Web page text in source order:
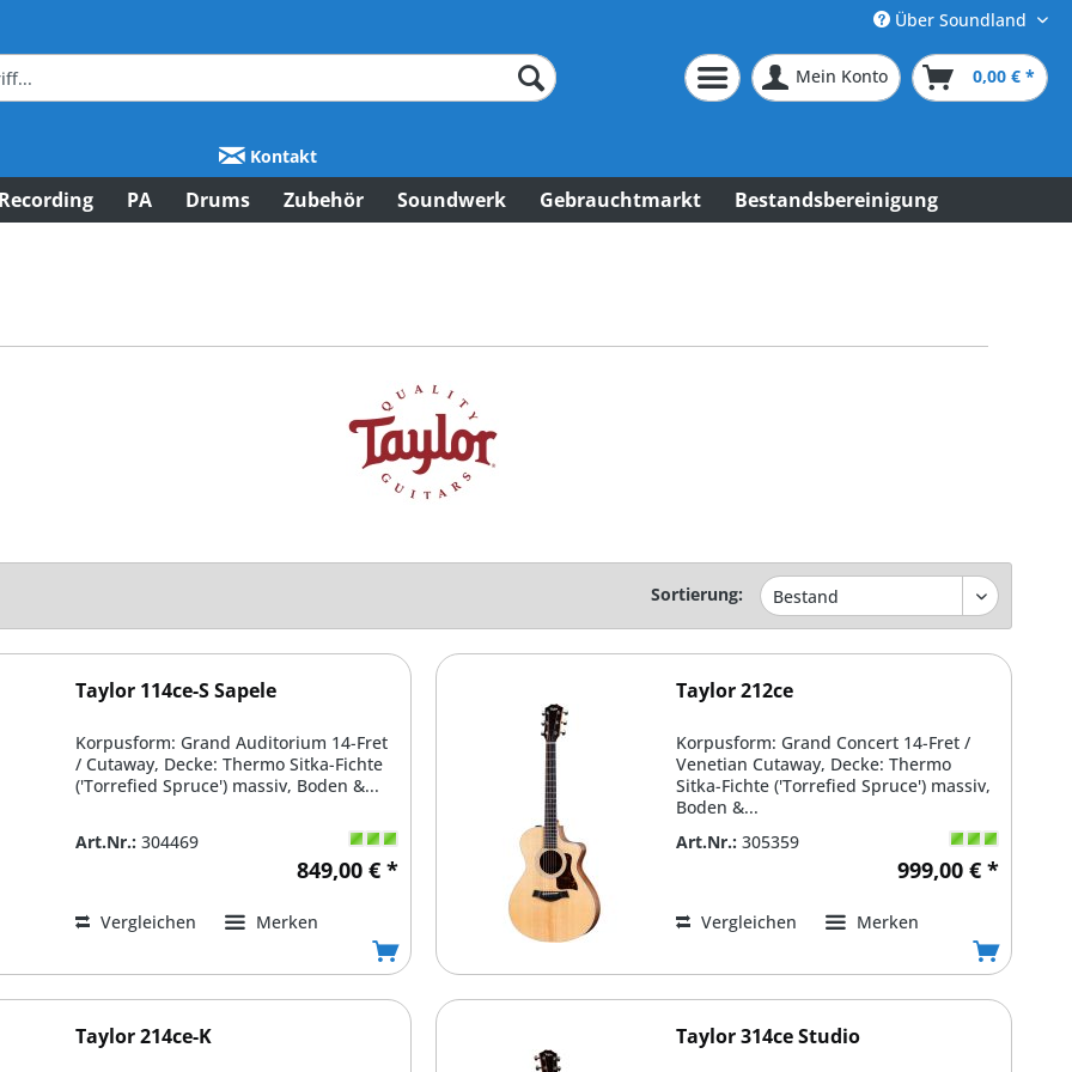
Über Soundland
Mein Konto 0,00 € *
Kontakt
Recording PA Drums Zubehör Soundwerk Gebrauchtmarkt Bestandsbereinigung
Sortierung:
Taylor 114ce-S Sapele
Korpusform: Grand Auditorium 14-Fret
/ Cutaway, Decke: Thermo Sitka-Fichte
('Torrefied Spruce') massiv, Boden &...
Art.Nr.: 304469
849,00 € *
Vergleichen Merken
Taylor 212ce
Korpusform: Grand Concert 14-Fret /
Venetian Cutaway, Decke: Thermo
Sitka-Fichte ('Torrefied Spruce') massiv,
Boden &...
Art.Nr.: 305359
999,00 € *
Vergleichen Merken
Taylor 214ce-K Taylor 314ce Studio